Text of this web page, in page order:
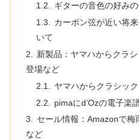
ギターの音色の好み
カーボン弦が近い将
いて
新製品：ヤマハからクラ
登場など
ヤマハからクラシッ
pimaにd’Ozの電子楽
セール情報：Amazonで梅
など